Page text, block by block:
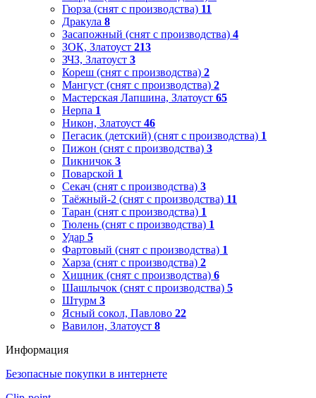
Гюрза (снят с производства) 11
Дракула 8
Засапожный (снят с производства) 4
ЗОК, Златоуст 213
ЗЧЗ, Златоуст 3
Кореш (снят с производства) 2
Мангуст (снят с производства) 2
Мастерская Лапшина, Златоуст 65
Нерпа 1
Никон, Златоуст 46
Пегасик (детский) (снят с производства) 1
Пижон (снят с производства) 3
Пикничок 3
Поварской 1
Секач (снят с производства) 3
Таёжный-2 (снят с производства) 11
Таран (снят с производства) 1
Тюлень (снят с производства) 1
Удар 5
Фартовый (снят с производства) 1
Харза (снят с производства) 2
Хищник (снят с производства) 6
Шашлычок (снят с производства) 5
Штурм 3
Ясный сокол, Павлово 22
Вавилон, Златоуст 8
Информация
Безопасные покупки в интернете